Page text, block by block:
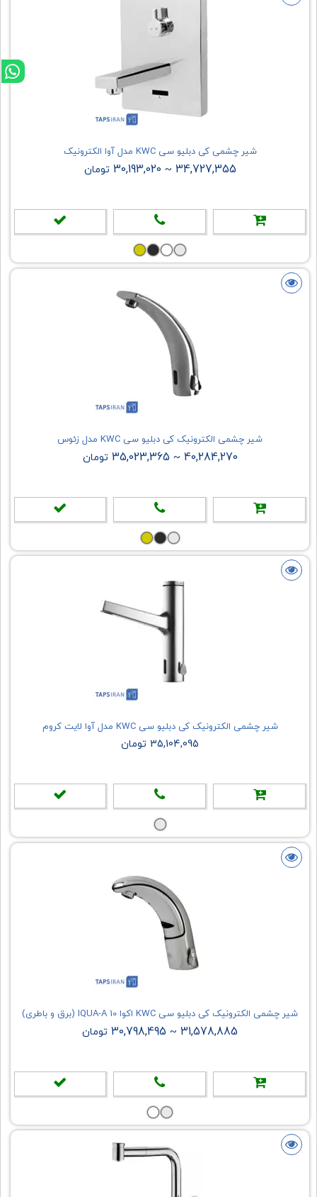
شیر چشمی کی دبلیو سی KWC مدل آوا الکترونیک
34,727,355
~
30,193,020 تومان
شیر چشمی الکترونیک کی دبلیو سی KWC مدل زئوس
40,284,270
~
35,023,365 تومان
شیر چشمی الکترونیک کی دبلیو سی KWC مدل آوا لایت کروم
35,104,095 تومان
شیر چشمی الکترونیک کی دبلیو سی KWC اکوا IQUA-A 10 (برق و باطری)
31,578,885
~
30,798,495تومان